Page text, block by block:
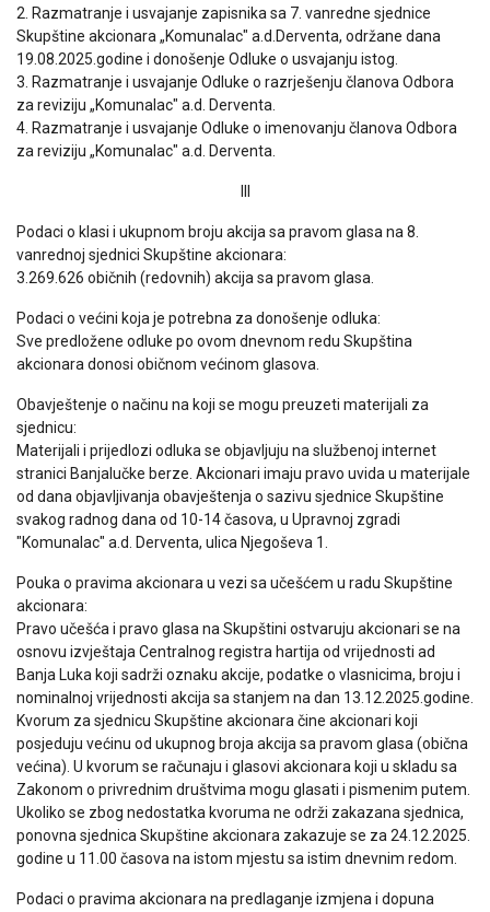
2. Razmatranje i usvajanje zapisnika sa 7. vanredne sjednice
Skupštine akcionara „Komunalac" a.d.Derventa, održane dana
19.08.2025.godine i donošenje Odluke o usvajanju istog.
3. Razmatranje i usvajanje Odluke o razrješenju članova Odbora
za reviziju „Komunalac" a.d. Derventa.
4. Razmatranje i usvajanje Odluke o imenovanju članova Odbora
za reviziju „Komunalac" a.d. Derventa.
Podaci o klasi i ukupnom broju akcija sa pravom glasa na 8.
vanrednoj sjednici Skupštine akcionara:
3.269.626 običnih (redovnih) akcija sa pravom glasa.
Podaci o većini koja je potrebna za donošenje odluka:
Sve predložene odluke po ovom dnevnom redu Skupština
akcionara donosi običnom većinom glasova.
Obavještenje o načinu na koji se mogu preuzeti materijali za
sjednicu:
Materijali i prijedlozi odluka se objavljuju na službenoj internet
stranici Banjalučke berze. Akcionari imaju pravo uvida u materijale
od dana objavljivanja obavještenja o sazivu sjednice Skupštine
svakog radnog dana od 10-14 časova, u Upravnoj zgradi
"Komunalac" a.d. Derventa, ulica Njegoševa 1.
Pouka o pravima akcionara u vezi sa učešćem u radu Skupštine
akcionara:
Pravo učešća i pravo glasa na Skupštini ostvaruju akcionari se na
osnovu izvještaja Centralnog registra hartija od vrijednosti ad
Banja Luka koji sadrži oznaku akcije, podatke o vlasnicima, broju i
nominalnoj vrijednosti akcija sa stanjem na dan 13.12.2025.godine.
Kvorum za sjednicu Skupštine akcionara čine akcionari koji
posjeduju većinu od ukupnog broja akcija sa pravom glasa (obična
većina). U kvorum se računaju i glasovi akcionara koji u skladu sa
Zakonom o privrednim društvima mogu glasati i pismenim putem.
Ukoliko se zbog nedostatka kvoruma ne održi zakazana sjednica,
ponovna sjednica Skupštine akcionara zakazuje se za 24.12.2025.
godine u 11.00 časova na istom mjestu sa istim dnevnim redom.
Podaci o pravima akcionara na predlaganje izmjena i dopuna